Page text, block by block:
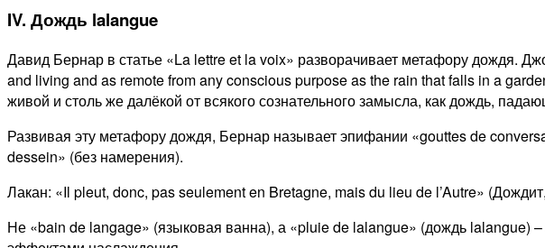
IV. Дождь lalangue
Давид Бернар в статье «La lettre et la voix» разворачивает метафору дождя.
and living and as remote from any conscious purpose as the rain that falls in a
живой и столь же далёкой от всякого сознательного замысла, как дождь,
Развивая эту метафору дождя, Бернар называет эпифании «gouttes de
dessein» (без намерения).
Лакан: «Il pleut, donc, pas seulement en Bretagne, mais du lieu de l’Autre»
Не «bain de langage» (языковая ванна), а «pluie de lalangue» (дождь